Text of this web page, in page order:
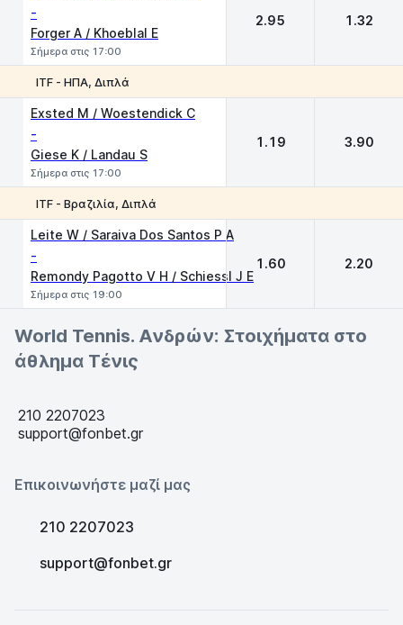
-
Forger A / Khoeblal E
Σήμερα στις 17:00
2.95 1.32
ITF - ΗΠΑ, Διπλά
Exsted M / Woestendick C
-
Giese K / Landau S
Σήμερα στις 17:00
1.19 3.90
ITF - Βραζιλία, Διπλά
Leite W / Saraiva Dos Santos P A
-
Remondy Pagotto V H / Schiessl J E
Σήμερα στις 19:00
1.60 2.20
World Tennis. Ανδρών: Στοιχήματα στο
άθλημα Τένις
210 2207023
support@fonbet.gr
Επικοινωνήστε μαζί μας
210 2207023
support@fonbet.gr